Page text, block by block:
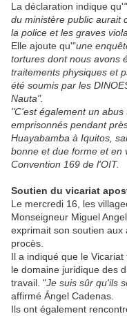
La déclaration indique qu'
du ministère public aurait
la police et les graves
Elle ajoute qu'"une
tortures dont nous avons
traitements physiques et
été soumis par les
Nauta".
"C'est également un
emprisonnés pendant
Huayabamba à Iquitos,
bonne et due forme et en
Convention 169 de l'OIT.
Soutien du vicariat
Le mercredi 16, les
Monseigneur Miguel
exprimait son soutien aux
procès.
Il a indiqué que le
le domaine juridique des
travail. "Je suis sûr qu'ils
affirmé Ángel Cadenas.
Ils ont également